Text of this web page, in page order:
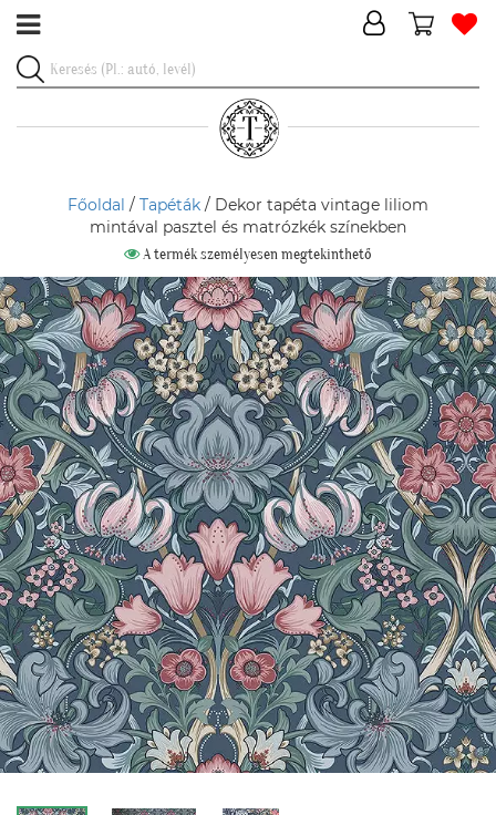
Főoldal / Tapéták / Dekor tapéta vintage liliom
mintával pasztel és matrózkék színekben
A termék személyesen megtekinthető